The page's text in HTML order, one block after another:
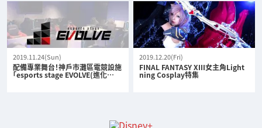
2019.11.24(Sun)
配備專業舞台！神戶市灘區電競設施
「esports stage EVOLVE(進化…
2019.12.20(Fri)
FINAL FANTASY XIII女主角Light
ning Cosplay特集